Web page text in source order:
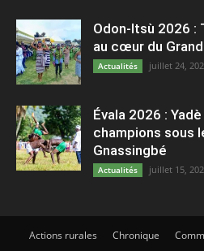
Odon-Itsù 2026
au cœur du
Actualités juillet 24,
Évala 2026 :
champions sous
Gnassingbé
Actualités juillet 15,
Actions rurales Chronique